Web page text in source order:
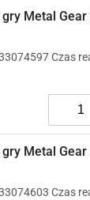
Metal
Czas
Metal
Czas